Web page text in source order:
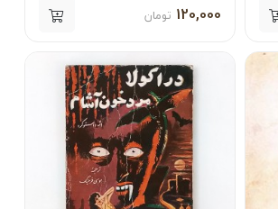
120,000 تومان